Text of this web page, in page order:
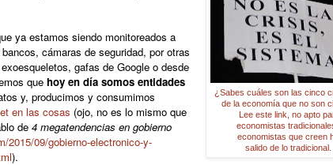
¿Sabes cuáles son las cinco
de la economía que no son
Lee este link, no apto
economistas
economistas que creen
salido de lo tradicional.
ya estamos siendo monitoreados a
cámaras de seguridad, por otras
gafas de Google o desde
que hoy en día somos entidades
y, producimos y consumimos
en las cosas (ojo, no es lo mismo que
de 4 megatendencias en gobierno
2015/09/gobierno-electronico-y-
).